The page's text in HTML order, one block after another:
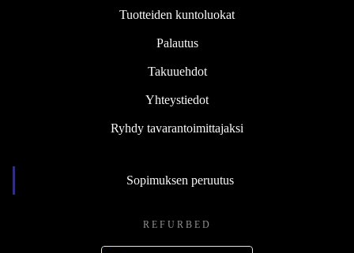
Tuotteiden kuntoluokat
Palautus
Takuuehdot
Yhteystiedot
Ryhdy tavarantoimittajaksi
Sopimuksen peruutus
REFURBED